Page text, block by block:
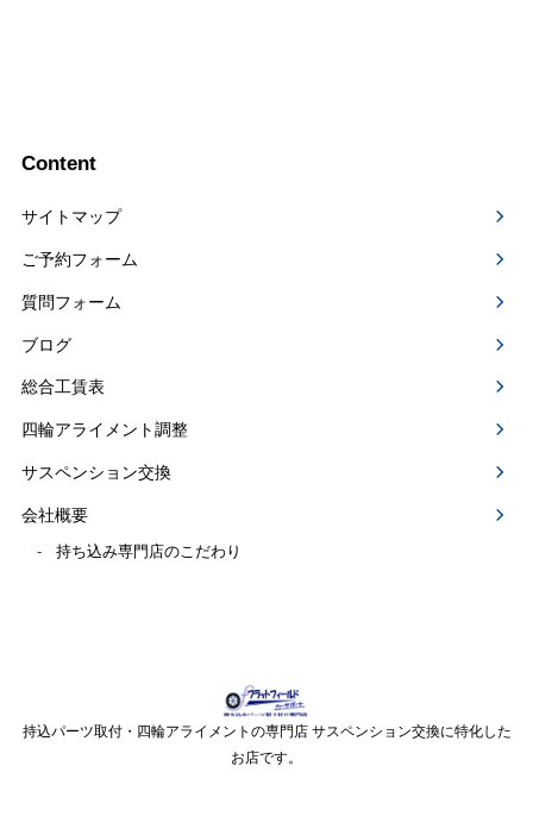
Content
サイトマップ
ご予約フォーム
質問フォーム
ブログ
総合工賃表
四輪アライメント調整
サスペンション交換
会社概要
持ち込み専門店のこだわり
持込パーツ取付・四輪アライメントの専門店 サスペンション交換に特化した
お店です。